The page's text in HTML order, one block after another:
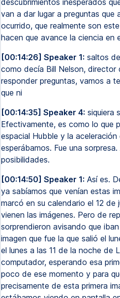
descubrimientos inesperados
van a dar lugar a preguntas que
ocurrido, que realmente son
hacen que avance la ciencia en
[00:14:26] Speaker 1: saltos
como decía Bill Nelson, director
responder preguntas, vamos a
que ni
[00:14:35] Speaker 4: siquiera
Efectivamente, es como lo que
espacial Hubble y la
esperábamos. Fue una
posibilidades.
[00:14:50] Speaker 1: Así es.
ya sabíamos que venían estas
marcó en su calendario el 12 de
vienen las imágenes. Pero de
sorprendieron avisando que
imagen que fue la que salió el
el lunes a las 11 de la noche de
computador, esperando esa
poco de ese momento y para
precisamente de esta primera